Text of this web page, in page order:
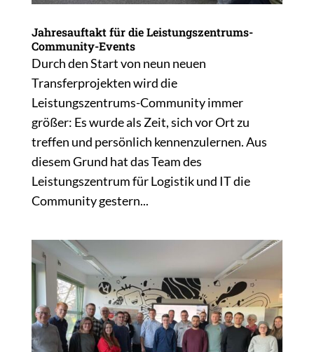
Jahresauftakt für die Leistungszentrums-
Community-Events
Durch den Start von neun neuen
Transferprojekten wird die
Leistungszentrums-Community immer
größer: Es wurde als Zeit, sich vor Ort zu
treffen und persönlich kennenzulernen. Aus
diesem Grund hat das Team des
Leistungszentrum für Logistik und IT die
Community gestern...